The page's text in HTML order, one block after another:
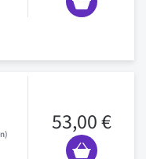
53,00 €